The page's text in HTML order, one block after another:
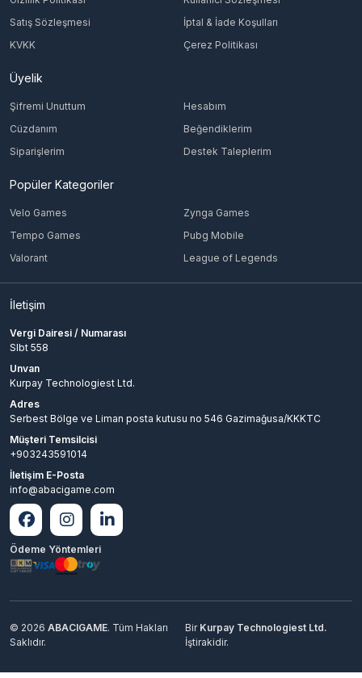
Satış Sözleşmesi
İptal & İade Koşulları
KVKK
Çerez Politikası
Üyelik
Şifremi Unuttum
Hesabım
Cüzdanım
Beğendiklerim
Siparişlerim
Destek Taleplerim
Popüler Kategoriler
Velo Games
Zynga Games
Tempo Games
Pubg Mobile
Valorant
League of Legends
İletişim
Vergi Dairesi / Numarası
Slbt 558
Unvan
Kurpay Technologiest Ltd.
Adres
Serbest Bölge ve Liman posta kutusu no 546 Gazimağusa/KKKTC
Müşteri Temsilcisi
+903243591014
İletişim E-Posta
info@abacigame.com
Ödeme Yöntemleri
© 2026 ABACIGAME. Tüm Hakları
Saklıdır.
Bir Kurpay Technologiest Ltd.
İştirakidir.